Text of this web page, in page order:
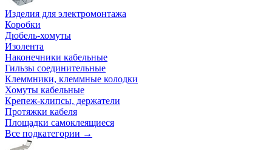
Изделия для электромонтажа
Коробки
Дюбель-хомуты
Изолента
Наконечники кабельные
Гильзы соединительные
Клеммники, клеммные колодки
Хомуты кабельные
Крепеж-клипсы, держатели
Протяжки кабеля
Площадки самоклеящиеся
Все подкатегории →